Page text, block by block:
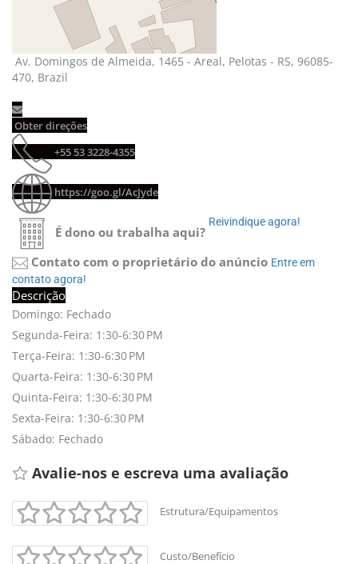
Av. Domingos de Almeida, 1465 - Areal, Pelotas - RS, 96085-
470, Brazil
Obter direções
+55 53 3228-4355
https://goo.gl/AcJyde
É dono ou trabalha aqui?
Reivindique agora!
Contato com o proprietário do anúncio Entre em
contato agora!
Descrição
Domingo: Fechado
Segunda-Feira: 1:30-6:30 PM
Terça-Feira: 1:30-6:30 PM
Quarta-Feira: 1:30-6:30 PM
Quinta-Feira: 1:30-6:30 PM
Sexta-Feira: 1:30-6:30 PM
Sábado: Fechado
Avalie-nos e escreva uma avaliação
Estrutura/Equipamentos
Custo/Benefício